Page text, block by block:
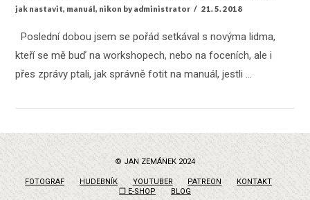
jak nastavit manuál nikon by administrator 21. 5. 2018
Poslední dobou jsem se pořád setkával s novýma lidma,
kteří se mě buď na workshopech, nebo na foceních, ale i
přes zprávy ptali, jak správně fotit na manuál, jestli …
© JAN ZEMÁNEK 2024
FOTOGRAF HUDEBNÍK YOUTUBER PATREON
KONTAKT
❐ E-SHOP
BLOG